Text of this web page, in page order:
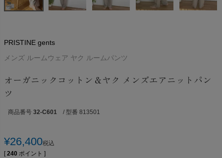
PRISTINE gents
メンズ ルームウェア ヤク ルームパンツ
オーガニックコットン＆ヤク メンズエアニットパン
ツ
商品番号 32-C601 / 型番 813501
¥26,400税込
[ 240 ポイント ]